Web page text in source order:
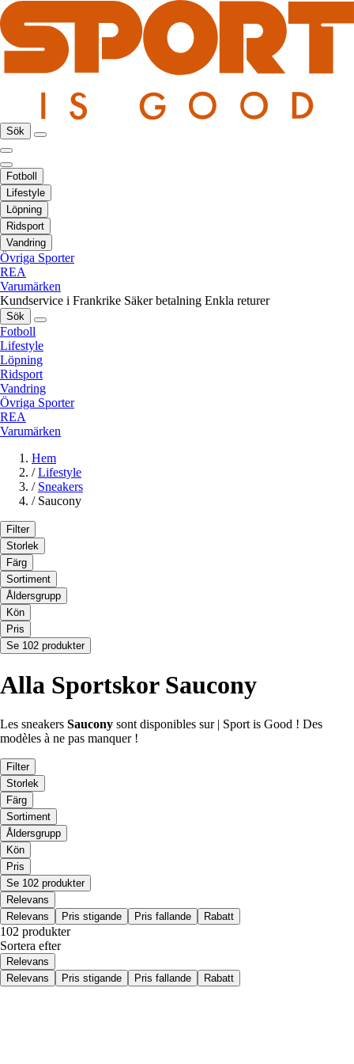
Sök
Fotboll
Lifestyle
Löpning
Ridsport
Vandring
Övriga Sporter
REA
Varumärken
Kundservice i Frankrike Säker betalning Enkla returer
Sök
Fotboll
Lifestyle
Löpning
Ridsport
Vandring
Övriga Sporter
REA
Varumärken
Hem
/ Lifestyle
/ Sneakers
/ Saucony
Filter
Storlek
Färg
Sortiment
Åldersgrupp
Kön
Pris
Se 102 produkter
Alla Sportskor Saucony
Les sneakers Saucony sont disponibles sur | Sport is Good ! Des
modèles à ne pas manquer !
Filter
Storlek
Färg
Sortiment
Åldersgrupp
Kön
Pris
Se 102 produkter
Relevans
Relevans
Pris stigande Pris fallande Rabatt
102 produkter
Sortera efter
Relevans
Relevans
Pris stigande Pris fallande Rabatt